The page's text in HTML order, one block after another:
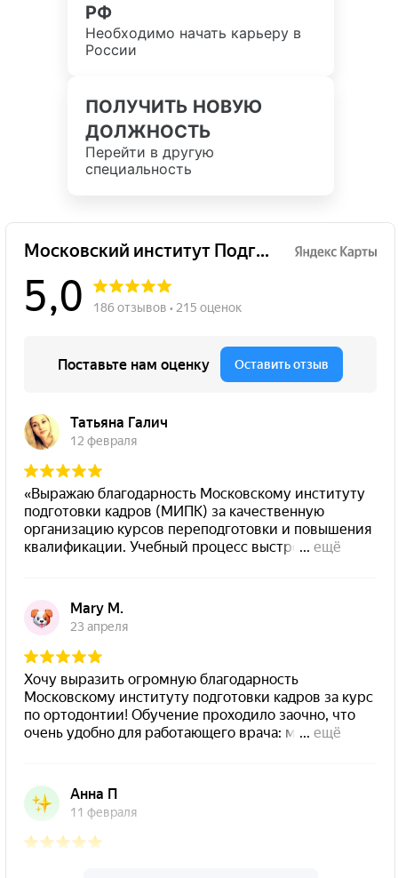
РФ
Необходимо начать карьеру в
России
ПОЛУЧИТЬ НОВУЮ
ДОЛЖНОСТЬ
Перейти в другую
специальность